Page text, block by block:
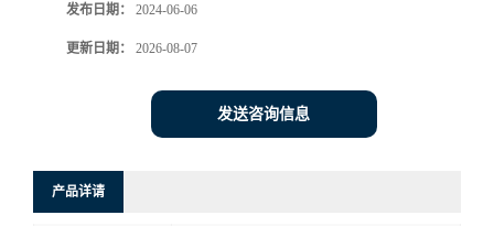
发布日期： 2024-06-06
更新日期： 2026-08-07
发送咨询信息
产品详请